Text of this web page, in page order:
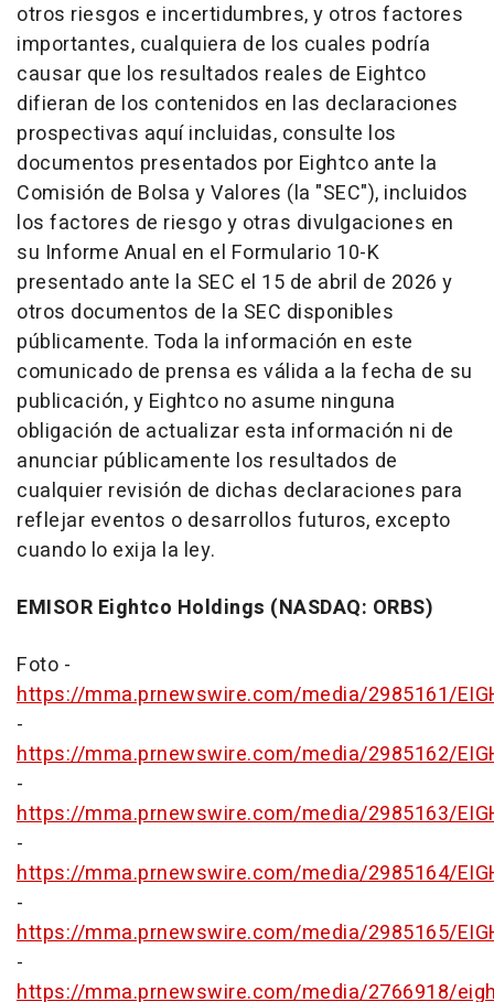
otros riesgos e incertidumbres, y otros factores
importantes, cualquiera de los cuales podría
causar que los resultados reales de Eightco
difieran de los contenidos en las declaraciones
prospectivas aquí incluidas, consulte los
documentos presentados por Eightco ante la
Comisión de Bolsa y Valores (la "SEC"), incluidos
los factores de riesgo y otras divulgaciones en
su Informe Anual en el Formulario 10-K
presentado ante la SEC el 15 de abril de 2026 y
otros documentos de la SEC disponibles
públicamente. Toda la información en este
comunicado de prensa es válida a la fecha de su
publicación, y Eightco no asume ninguna
obligación de actualizar esta información ni de
anunciar públicamente los resultados de
cualquier revisión de dichas declaraciones para
reflejar eventos o desarrollos futuros, excepto
cuando lo exija la ley.
EMISOR Eightco Holdings (NASDAQ: ORBS)
Foto -
https://mma.prnewswire.com/media/2985161/
-
https://mma.prnewswire.com/media/2985162/
-
https://mma.prnewswire.com/media/2985163/
-
https://mma.prnewswire.com/media/2985164/
-
https://mma.prnewswire.com/media/2985165/
-
https://mma.prnewswire.com/media/2766918/